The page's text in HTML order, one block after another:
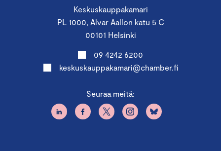
Keskuskauppakamari
PL 1000, Alvar Aallon katu 5 C
00101 Helsinki
09 4242 6200
keskuskauppakamari@chamber.fi
Seuraa meitä: